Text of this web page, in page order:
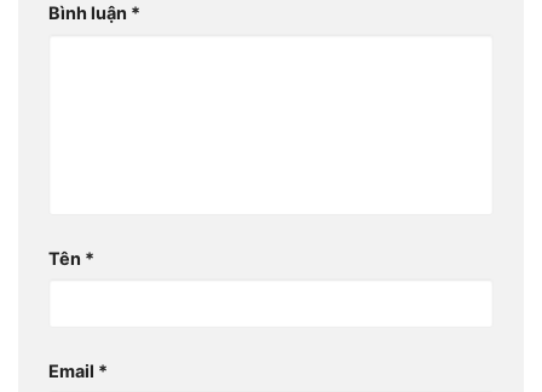
Bình luận *
Tên *
Email *